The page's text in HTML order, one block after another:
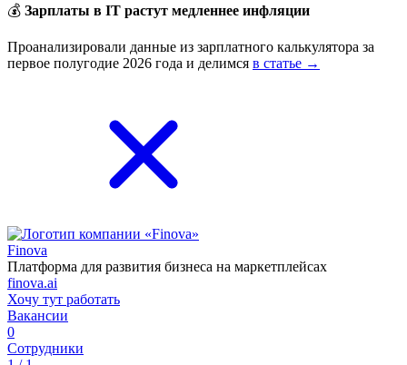
💰 Зарплаты в IT растут медленнее инфляции
Проанализировали данные из зарплатного калькулятора за
первое полугодие 2026 года и делимся в статье →
Finova
Платформа для развития бизнеса на маркетплейсах
finova.ai
Хочу тут работать
Вакансии
0
Сотрудники